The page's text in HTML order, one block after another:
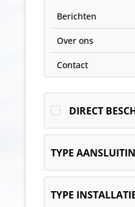
Berichten
Over ons
Contact
DIRECT
TYPE
TYPE